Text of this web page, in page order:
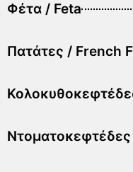
Φέτα / Feta
Πατάτες / French